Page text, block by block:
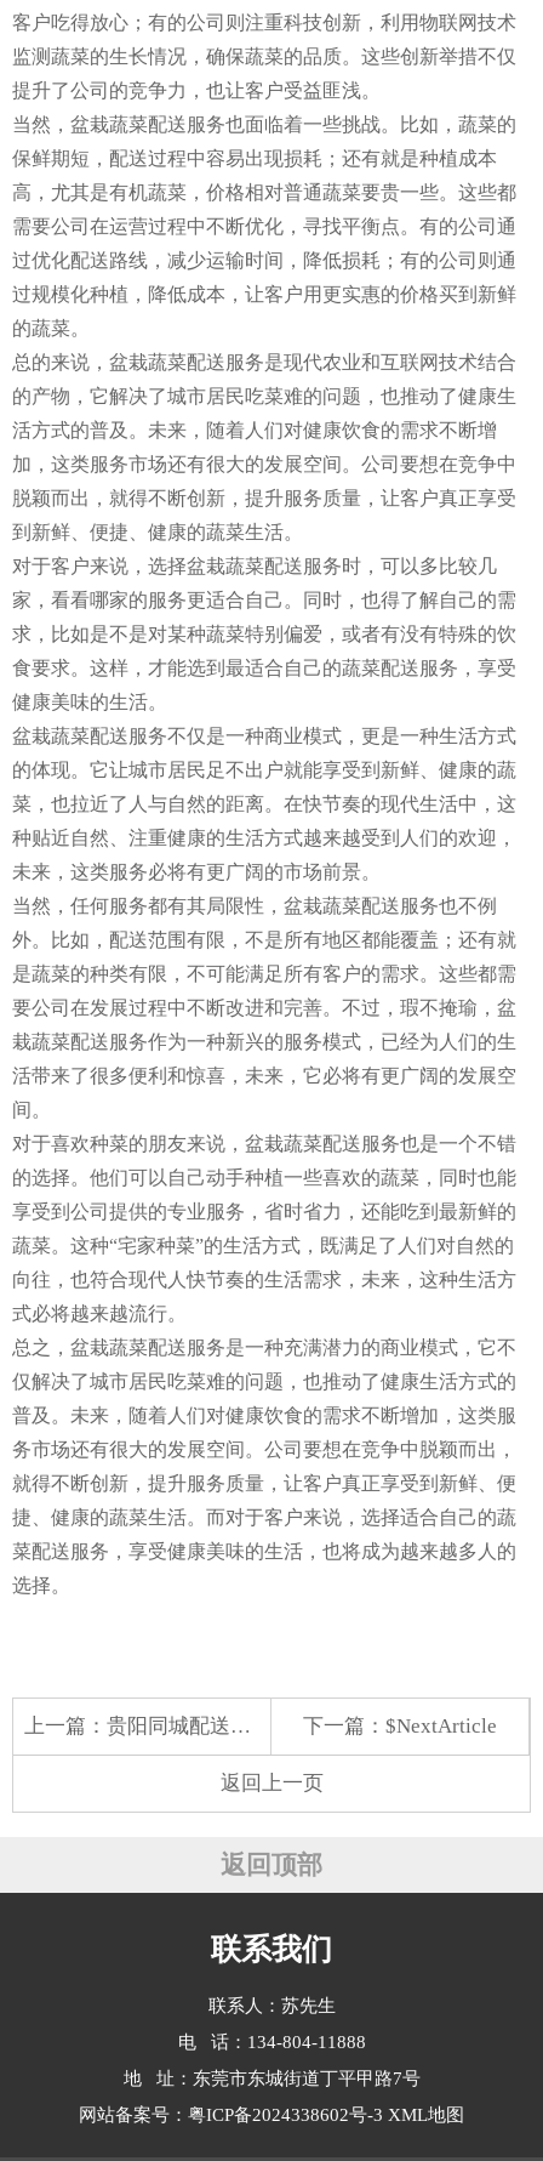
客户吃得放心；有的公司则注重科技创新，利用物联网技术
监测蔬菜的生长情况，确保蔬菜的品质。这些创新举措不仅
提升了公司的竞争力，也让客户受益匪浅。
当然，盆栽蔬菜配送服务也面临着一些挑战。比如，蔬菜的
保鲜期短，配送过程中容易出现损耗；还有就是种植成本
高，尤其是有机蔬菜，价格相对普通蔬菜要贵一些。这些都
需要公司在运营过程中不断优化，寻找平衡点。有的公司通
过优化配送路线，减少运输时间，降低损耗；有的公司则通
过规模化种植，降低成本，让客户用更实惠的价格买到新鲜
的蔬菜。
总的来说，盆栽蔬菜配送服务是现代农业和互联网技术结合
的产物，它解决了城市居民吃菜难的问题，也推动了健康生
活方式的普及。未来，随着人们对健康饮食的需求不断增
加，这类服务市场还有很大的发展空间。公司要想在竞争中
脱颖而出，就得不断创新，提升服务质量，让客户真正享受
到新鲜、便捷、健康的蔬菜生活。
对于客户来说，选择盆栽蔬菜配送服务时，可以多比较几
家，看看哪家的服务更适合自己。同时，也得了解自己的需
求，比如是不是对某种蔬菜特别偏爱，或者有没有特殊的饮
食要求。这样，才能选到最适合自己的蔬菜配送服务，享受
健康美味的生活。
盆栽蔬菜配送服务不仅是一种商业模式，更是一种生活方式
的体现。它让城市居民足不出户就能享受到新鲜、健康的蔬
菜，也拉近了人与自然的距离。在快节奏的现代生活中，这
种贴近自然、注重健康的生活方式越来越受到人们的欢迎，
未来，这类服务必将有更广阔的市场前景。
当然，任何服务都有其局限性，盆栽蔬菜配送服务也不例
外。比如，配送范围有限，不是所有地区都能覆盖；还有就
是蔬菜的种类有限，不可能满足所有客户的需求。这些都需
要公司在发展过程中不断改进和完善。不过，瑕不掩瑜，盆
栽蔬菜配送服务作为一种新兴的服务模式，已经为人们的生
活带来了很多便利和惊喜，未来，它必将有更广阔的发展空
间。
对于喜欢种菜的朋友来说，盆栽蔬菜配送服务也是一个不错
的选择。他们可以自己动手种植一些喜欢的蔬菜，同时也能
享受到公司提供的专业服务，省时省力，还能吃到最新鲜的
蔬菜。这种“宅家种菜”的生活方式，既满足了人们对自然的
向往，也符合现代人快节奏的生活需求，未来，这种生活方
式必将越来越流行。
总之，盆栽蔬菜配送服务是一种充满潜力的商业模式，它不
仅解决了城市居民吃菜难的问题，也推动了健康生活方式的
普及。未来，随着人们对健康饮食的需求不断增加，这类服
务市场还有很大的发展空间。公司要想在竞争中脱颖而出，
就得不断创新，提升服务质量，让客户真正享受到新鲜、便
捷、健康的蔬菜生活。而对于客户来说，选择适合自己的蔬
菜配送服务，享受健康美味的生活，也将成为越来越多人的
选择。
上一篇： 贵阳同城配送蔬菜水果 下一篇：$NextArticle
返回上一页
返回顶部
联系我们
联系人：苏先生
电 话：134-804-11888
地 址：东莞市东城街道丁平甲路7号
网站备案号： 粤ICP备2024338602号-3 XML地图